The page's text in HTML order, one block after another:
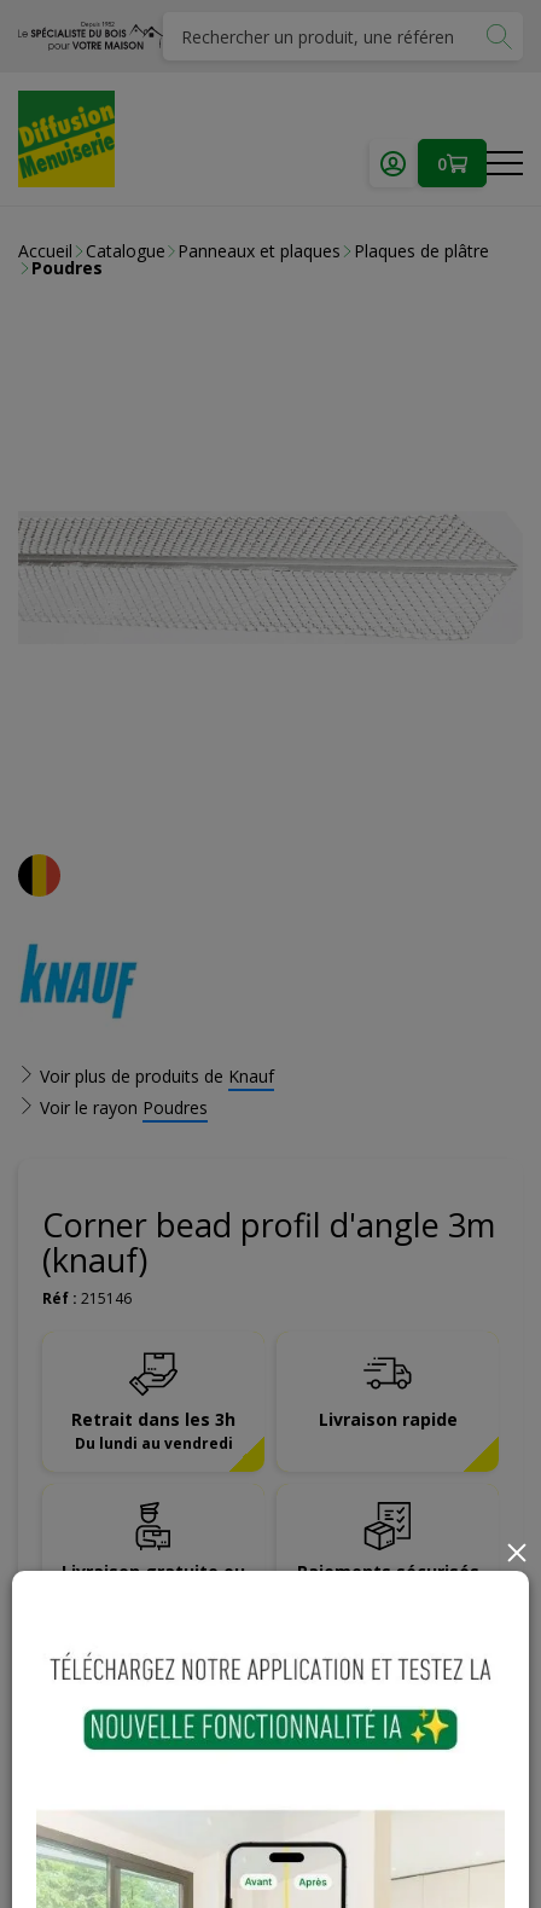
0
Accueil Catalogue Panneaux et plaques Plaques de plâtre
Poudres
Voir plus de produits de Knauf
Voir le rayon Poudres
Corner bead profil d'angle 3m
(knauf)
Réf : 215146
Retrait dans les 3h
Du lundi au vendredi
Livraison rapide
Livraison gratuite ou
Paiements sécurisés
2,50 € / ml
(3 ml / pièce) 7,51€ TTC
En stock
×